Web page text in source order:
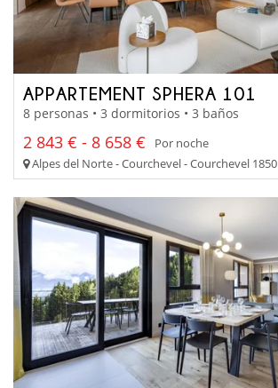
APPARTEMENT SPHERA 101
8 personas • 3 dormitorios • 3 baños
2 843 € - 8 658 €
Por noche
Alpes del Norte - Courchevel - Courchevel 1850